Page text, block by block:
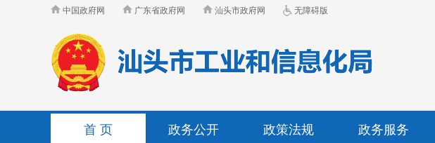
中国政府网 广东省政府网 汕头市政府网 无障碍版
首 页 政务公开 政策法规 政务服务